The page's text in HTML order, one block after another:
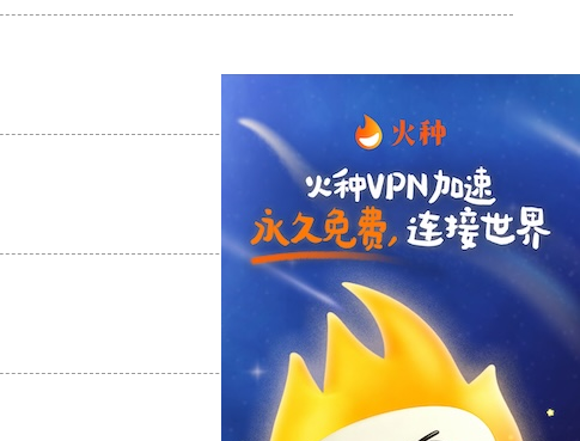
支持 [0] 反对[0]
支持[0] 反对